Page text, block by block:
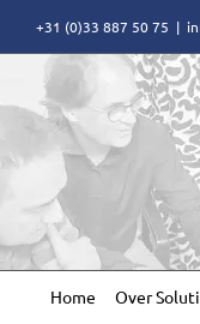
content
+31 (0)33 887 50 75 |
Home Over